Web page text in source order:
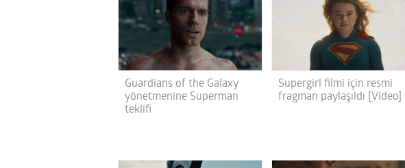
Guardians of the Galaxy
yönetmenine Superman
teklifi
Supergirl filmi için resmi
fragman paylaşıldı [Video]